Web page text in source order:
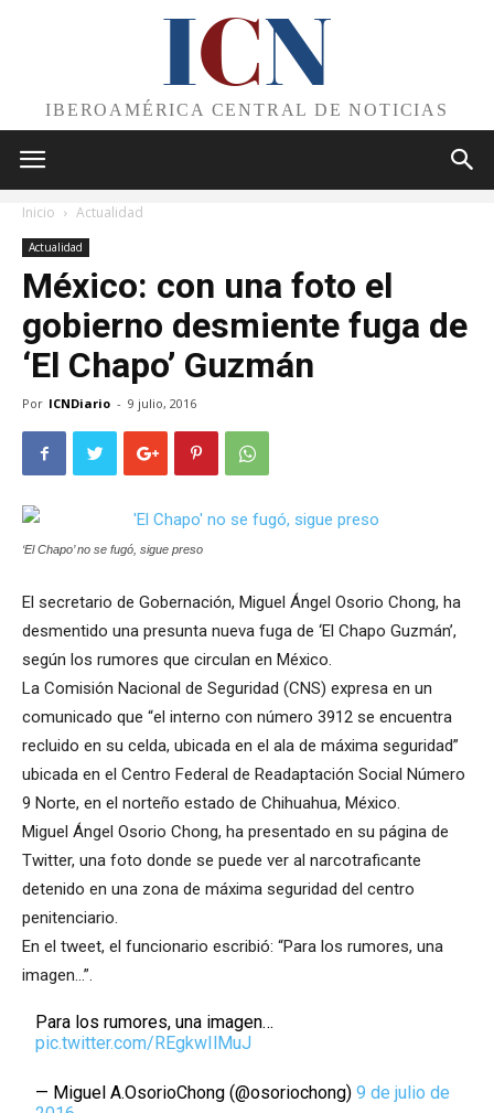
ICN
IBEROAMÉRICA CENTRAL DE NOTICIAS
Inicio Actualidad
Actualidad
México: con una foto el
gobierno desmiente fuga de
‘El Chapo’ Guzmán
Por ICNDiario - 9 julio, 2016
‘El Chapo’ no se fugó, sigue preso
El secretario de Gobernación, Miguel Ángel Osorio Chong, ha
desmentido una presunta nueva fuga de ‘El Chapo Guzmán’,
según los rumores que circulan en México.
La Comisión Nacional de Seguridad (CNS) expresa en un
comunicado que “el interno con número 3912 se encuentra
recluido en su celda, ubicada en el ala de máxima seguridad”
ubicada en el Centro Federal de Readaptación Social Número
9 Norte, en el norteño estado de Chihuahua, México.
Miguel Ángel Osorio Chong, ha presentado en su página de
Twitter, una foto donde se puede ver al narcotraficante
detenido en una zona de máxima seguridad del centro
penitenciario.
En el tweet, el funcionario escribió: “Para los rumores, una
imagen…”.
Para los rumores, una imagen…
pic.twitter.com/REgkwIlMuJ
— Miguel A.OsorioChong (@osoriochong)9 de julio de